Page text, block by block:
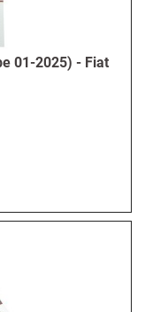
01-2025) - Fiat